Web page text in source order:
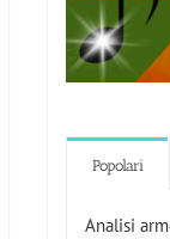
Popolari
Analisi